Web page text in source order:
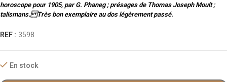
horoscope pour 1905, par G. Phaneg ; présages de Thomas Joseph Moult ;
talismans. Très bon exemplaire au dos légèrement passé.
REF : 3598
En stock